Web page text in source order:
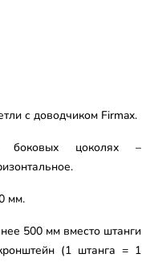
с доводчиком Firmax.
боковых цоколях –
мм.
500 мм вместо штанги
(1 штанга = 1